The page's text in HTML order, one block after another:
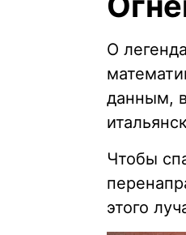
О
данным,
Чтобы
этого